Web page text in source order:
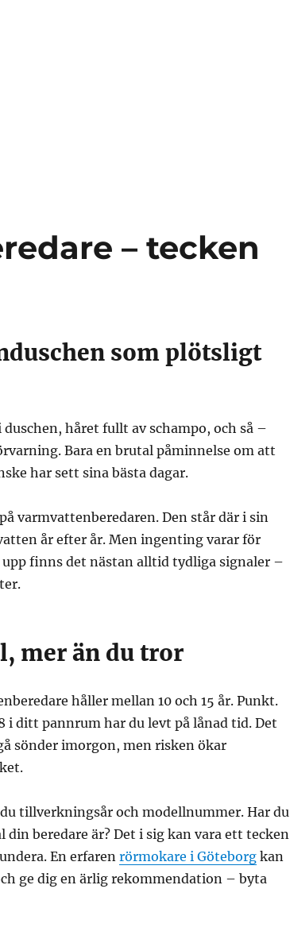
– tecken
som plötsligt
håret fullt av schampo, och så –
Bara en brutal påminnelse om att
har sett sina bästa dagar.
varmvattenberedaren. Den står där i sin
år efter år. Men ingenting varar för
upp finns det nästan alltid tydliga signaler –
mer än du tror
håller mellan 10 och 15 år. Punkt.
i ditt pannrum har du levt på lånad tid. Det
sönder imorgon, men risken ökar
tillverkningsår och modellnummer. Har du
beredare är? Det i sig kan vara ett tecken
En erfaren rörmokare i Göteborgkan
ge dig en ärlig rekommendation – byta